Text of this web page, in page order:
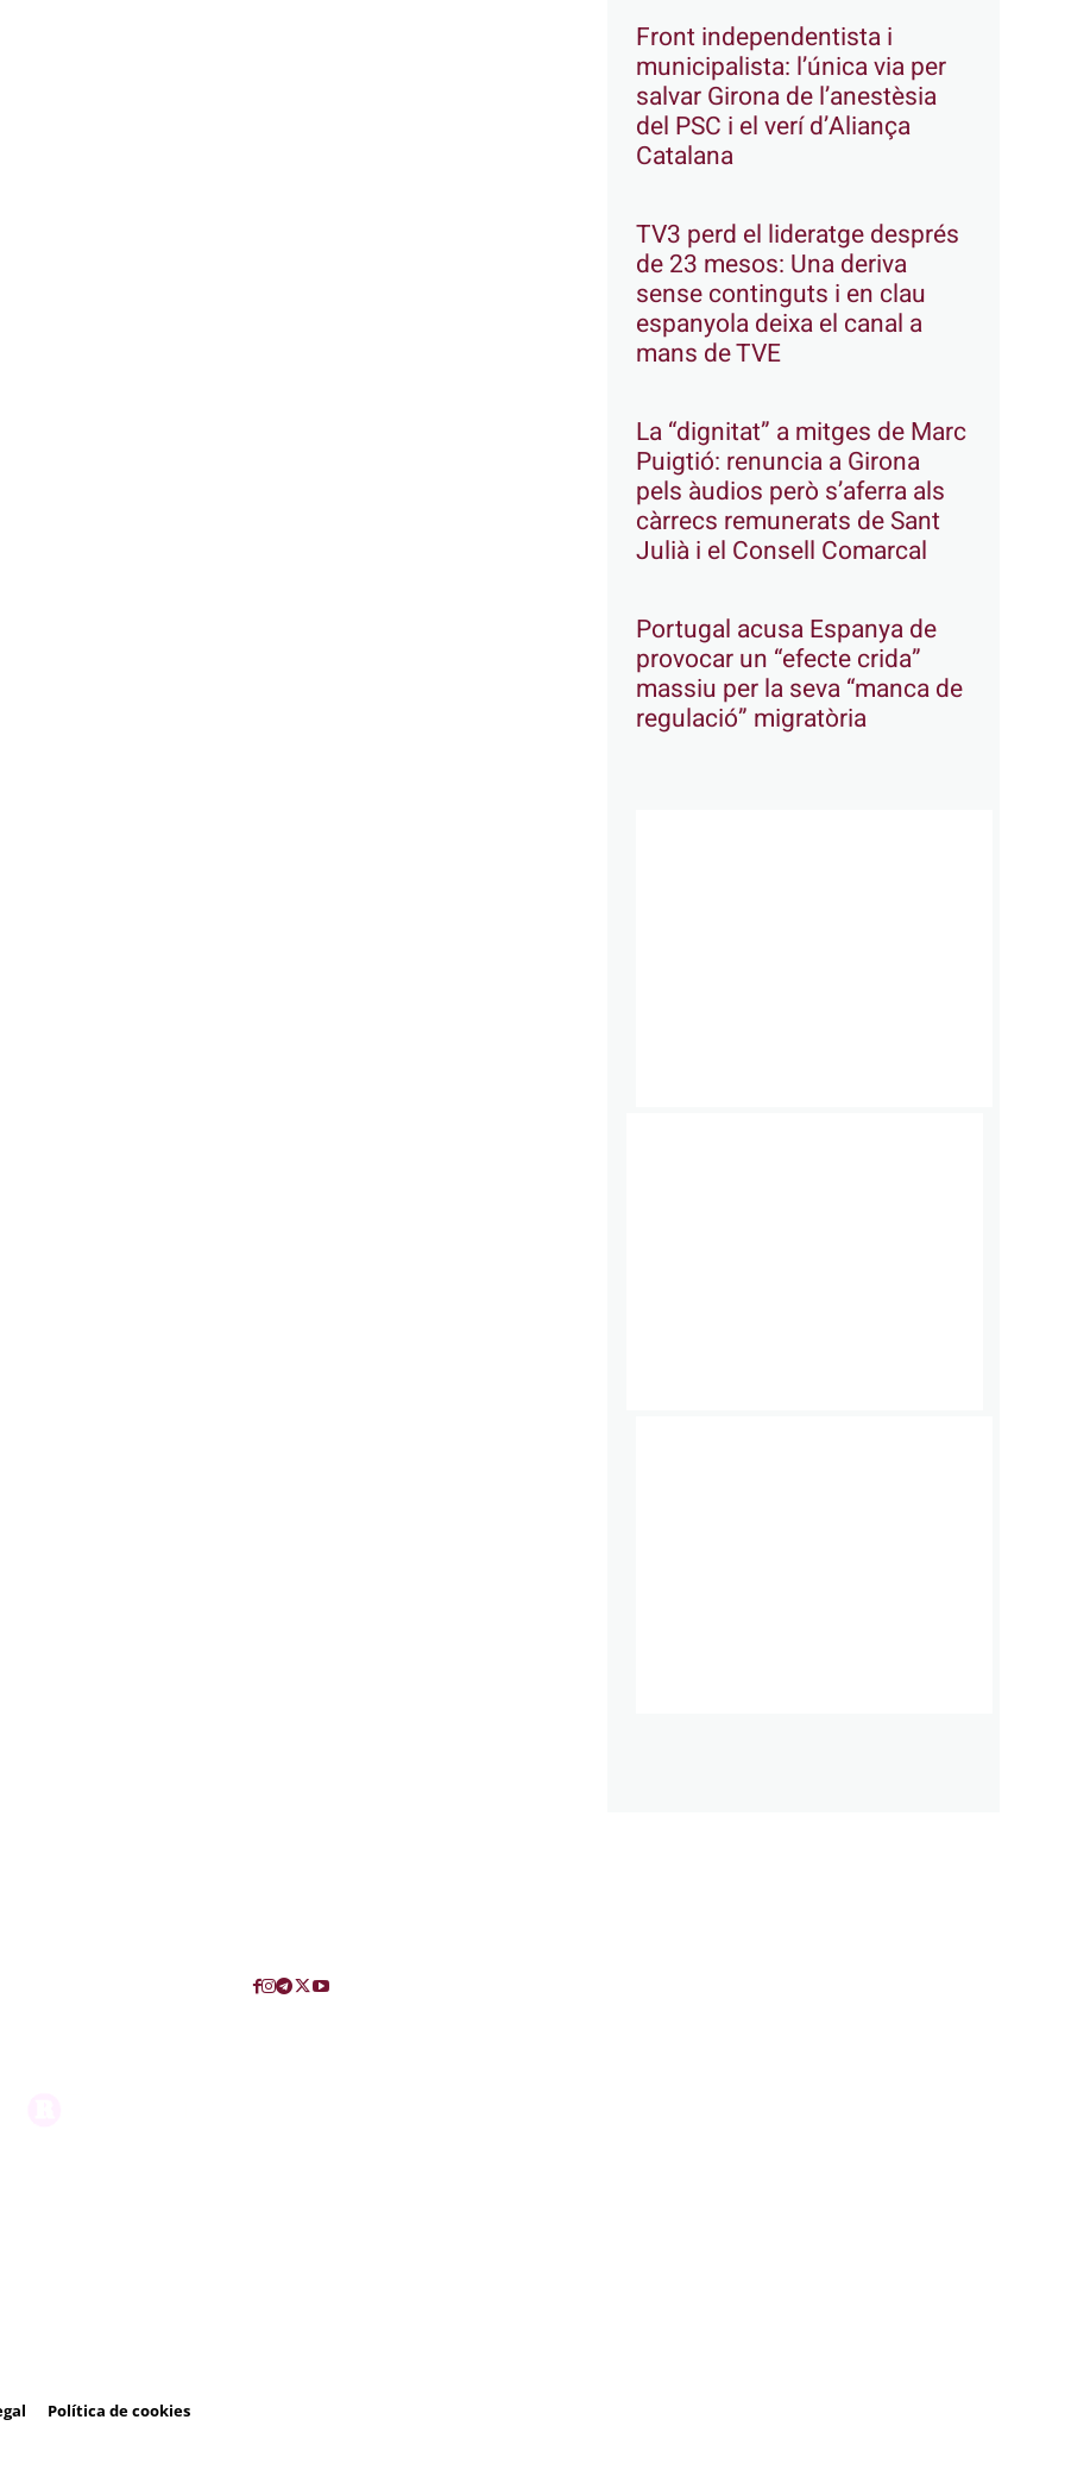
Front independentista i
municipalista: l’única via per
salvar Girona de l’anestèsia
del PSC i el verí d’Aliança
Catalana
TV3 perd el lideratge després
de 23 mesos: Una deriva
sense continguts i en clau
espanyola deixa el canal a
mans de TVE
La “dignitat” a mitges de Marc
Puigtió: renuncia a Girona
pels àudios però s’aferra als
càrrecs remunerats de Sant
Julià i el Consell Comarcal
Portugal acusa Espanya de
provocar un “efecte crida”
massiu per la seva “manca de
regulació” migratòria
Política de cookies